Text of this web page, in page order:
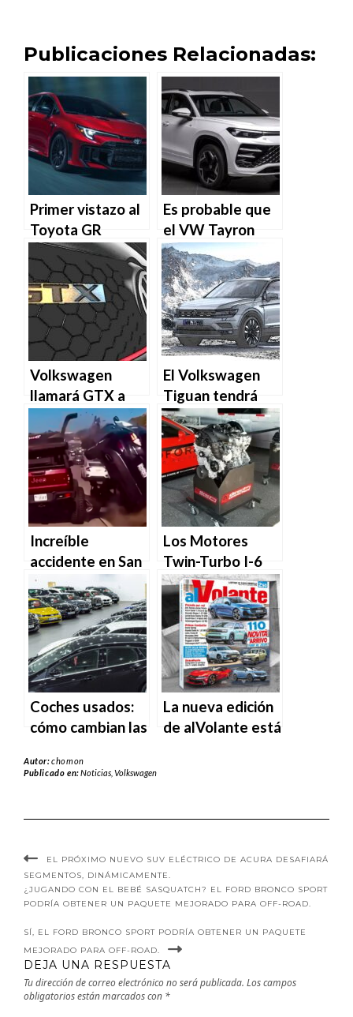
Publicaciones Relacionadas:
Primer vistazo al
Toyota GR
Corolla 2025:
¿Espera, qué es
ESO!? ¿Un
automático?
Es probable que
el VW Tayron
chino de 2025
adelante la
actualización del
Tiguan de EE.UU.
Volkswagen
llamará GTX a
sus eléctricos
deportivos
El Volkswagen
Tiguan tendrá
una nueva
imagen este
2020
Increíble
accidente en San
Diego: Nissan
Murano se lanza
por los
neumáticos de un
Jeep Gladiator
Los Motores
Twin-Turbo I-6
Hurricane Crate
«Hurricrate»
están aquí: Esto
es todo lo que
necesitas saber.
Coches usados:
cómo cambian las
según la edad.
La nueva edición
de alVolante está
Autor:chomon
Publicado en:Noticias ,Volkswagen
EL PRÓXIMO NUEVO SUV ELÉCTRICO DE ACURA DESAFIARÁ
SEGMENTOS, DINÁMICAMENTE.
¿JUGANDO CON EL BEBÉ SASQUATCH? EL FORD BRONCO SPORT
PODRÍA OBTENER UN PAQUETE MEJORADO PARA OFF-ROAD.
SÍ, EL FORD BRONCO SPORT PODRÍA OBTENER UN PAQUETE
MEJORADO PARA OFF-ROAD.
DEJA UNA RESPUESTA
Tu dirección de correo electrónico no será publicada. Los campos
obligatorios están marcados con *